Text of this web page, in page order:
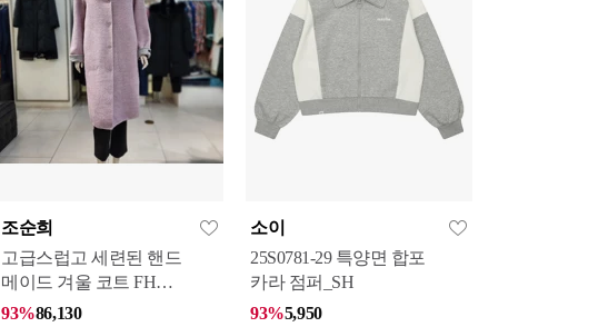
조순희
고급스럽고 세련된 핸드
메이드 겨울 코트 FHW
C422 PI_BP
93%86,130
소이
25S0781-29 특양면 합포
카라 점퍼_SH
93%5,950